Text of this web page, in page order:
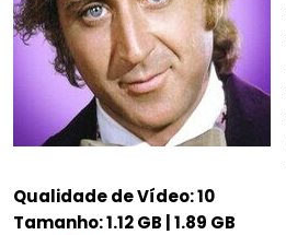
Qualidade de Vídeo: 10
Tamanho: 1.12 GB | 1.89 GB